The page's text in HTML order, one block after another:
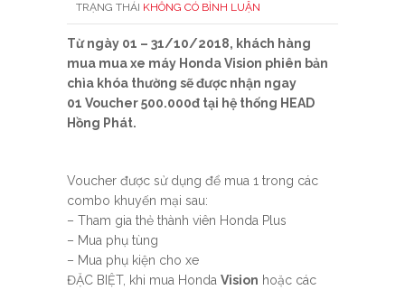
TRẠNG THÁI KHÔNG CÓ BÌNH LUẬN
Từ ngày 01 – 31/10/2018, khách hàng
mua mua xe máy Honda Vision phiên bản
chìa khóa thường sẽ được nhận ngay
01 Voucher 500.000đ tại hệ thống HEAD
Hồng Phát.
Voucher được sử dụng để mua 1 trong các
combo khuyến mại sau:
– Tham gia thẻ thành viên Honda Plus
– Mua phụ tùng
– Mua phụ kiện cho xe
ĐẶC BIỆT, khi mua Honda Vision hoặc các